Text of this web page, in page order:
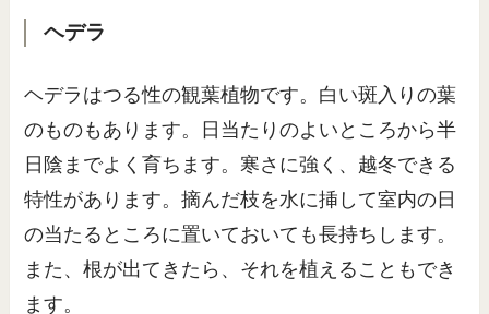
ヘデラ
ヘデラはつる性の観葉植物です。白い斑入りの葉
のものもあります。日当たりのよいところから半
日陰までよく育ちます。寒さに強く、越冬できる
特性があります。摘んだ枝を水に挿して室内の日
の当たるところに置いておいても長持ちします。
また、根が出てきたら、それを植えることもでき
ます。